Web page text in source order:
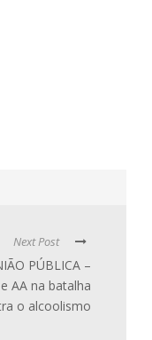
Next Post
PÚBLICA –
AA na batalha
o alcoolismo